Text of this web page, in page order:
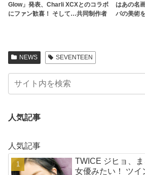
Glow」発表、Charli XCXとのコラボ
にファン歓喜！ そして…共同制作者
はあの名
パの美術
セプトの
NEWS SEVENTEEN
人気記事
人気記事
TWICE ジヒョ、
女優みたい！ ツイ